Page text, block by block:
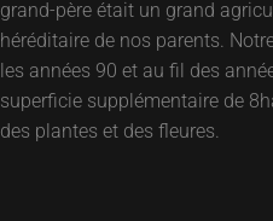
grand-père était un grand
héréditaire de nos parents.
les années 90 et au fil des
superficie supplémentaire de
des plantes et des fleures.